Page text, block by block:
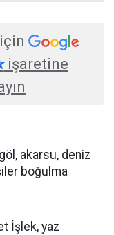
işaretine
akarsu, deniz
boğulma
İşlek, yaz